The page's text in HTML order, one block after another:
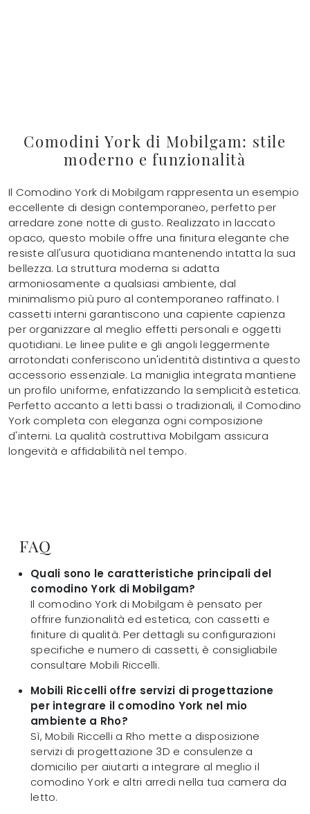
Comodini York di Mobilgam: stile
moderno e funzionalità
Il Comodino York di Mobilgam rappresenta un esempio
eccellente di design contemporaneo, perfetto per
arredare zone notte di gusto. Realizzato in laccato
opaco, questo mobile offre una finitura elegante che
resiste all'usura quotidiana mantenendo intatta la sua
bellezza. La struttura moderna si adatta
armoniosamente a qualsiasi ambiente, dal
minimalismo più puro al contemporaneo raffinato. I
cassetti interni garantiscono una capiente capienza
per organizzare al meglio effetti personali e oggetti
quotidiani. Le linee pulite e gli angoli leggermente
arrotondati conferiscono un'identità distintiva a questo
accessorio essenziale. La maniglia integrata mantiene
un profilo uniforme, enfatizzando la semplicità estetica.
Perfetto accanto a letti bassi o tradizionali, il Comodino
York completa con eleganza ogni composizione
d'interni. La qualità costruttiva Mobilgam assicura
longevità e affidabilità nel tempo.
FAQ
Quali sono le caratteristiche principali del
comodino York di Mobilgam?
Il comodino York di Mobilgam è pensato per
offrire funzionalità ed estetica, con cassetti e
finiture di qualità. Per dettagli su configurazioni
specifiche e numero di cassetti, è consigliabile
consultare Mobili Riccelli.
Mobili Riccelli offre servizi di progettazione
per integrare il comodino York nel mio
ambiente a Rho?
Sì, Mobili Riccelli a Rho mette a disposizione
servizi di progettazione 3D e consulenze a
domicilio per aiutarti a integrare al meglio il
comodino York e altri arredi nella tua camera da
letto.